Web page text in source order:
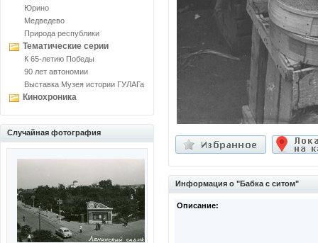
Юрино
Медведево
Природа республики
Тематические серии
К 65-летию Победы
90 лет автономии
Выставка Музея истории ГУЛАГа
Кинохроника
Случайная фотография
Информация о "Бабка с ситом"
Описание: